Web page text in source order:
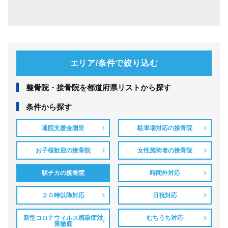
エリア/条件で絞り込む
整⾻院・接⾻院を都道府県リストから探す
条件から探す
通院支援金贈呈 駐車場対応の接骨院
お子様歓迎の接骨院 女性施術者の接骨院
駅チカの接骨院 時間外対応
２０時以降対応 日祝対応
新型コロナウィルス感染症対
策徹底
むちうち対応